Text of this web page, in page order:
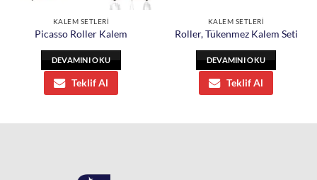
KALEM SETLERİ
Picasso Roller Kalem
DEVAMINI OKU
Teklif Al
KALEM SETLERİ
Roller, Tükenmez Kalem Seti
DEVAMINI OKU
Teklif Al